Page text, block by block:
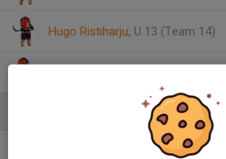
Hugo Ristiharju, U 13 (Team 14)
Henrik Björkman (GSK)Tränare